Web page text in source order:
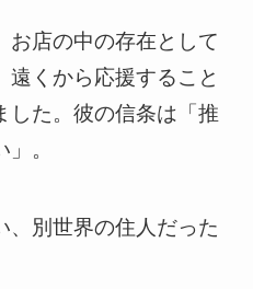
お店の中の存在として
遠くから応援すること
した。彼の信条は「推
。
、別世界の住人だった